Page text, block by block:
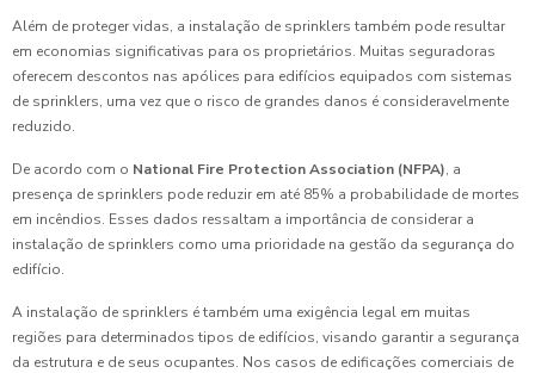
Além de proteger vidas, a instalação de sprinklers também pode resultar
em economias significativas para os proprietários. Muitas seguradoras
oferecem descontos nas apólices para edifícios equipados com sistemas
de sprinklers, uma vez que o risco de grandes danos é consideravelmente
reduzido.
De acordo com o National Fire Protection Association (NFPA), a
presença de sprinklers pode reduzir em até 85% a probabilidade de mortes
em incêndios. Esses dados ressaltam a importância de considerar a
instalação de sprinklers como uma prioridade na gestão da segurança do
edifício.
A instalação de sprinklers é também uma exigência legal em muitas
regiões para determinados tipos de edifícios, visando garantir a segurança
da estrutura e de seus ocupantes. Nos casos de edificações comerciais de